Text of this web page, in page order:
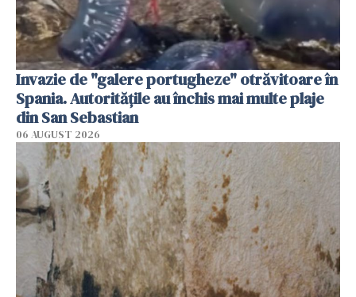
Invazie de "galere portugheze" otrăvitoare în
Spania. Autoritățile au închis mai multe plaje
din San Sebastian
06 AUGUST 2026